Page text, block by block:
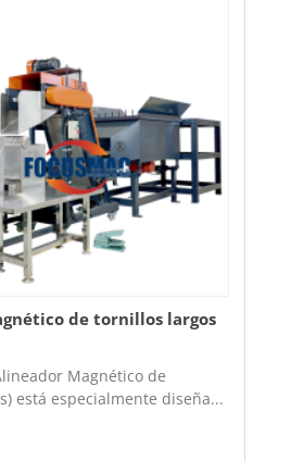
de tornillos largos
Magnético de
está especialmente diseña...